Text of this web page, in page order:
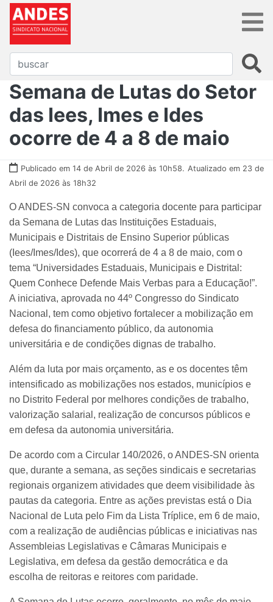
Semana de Lutas do Setor
das Iees, Imes e Ides
ocorre de 4 a 8 de maio
Publicado em 14 de Abril de 2026 às 10h58. Atualizado em 23 de
Abril de 2026 às 18h32
O ANDES-SN convoca a categoria docente para participar
da Semana de Lutas das Instituições Estaduais,
Municipais e Distritais de Ensino Superior públicas
(Iees/Imes/Ides), que ocorrerá de 4 a 8 de maio, com o
tema “Universidades Estaduais, Municipais e Distrital:
Quem Conhece Defende Mais Verbas para a Educação!”.
A iniciativa, aprovada no 44º Congresso do Sindicato
Nacional, tem como objetivo fortalecer a mobilização em
defesa do financiamento público, da autonomia
universitária e de condições dignas de trabalho.
Além da luta por mais orçamento, as e os docentes têm
intensificado as mobilizações nos estados, municípios e
no Distrito Federal por melhores condições de trabalho,
valorização salarial, realização de concursos públicos e
em defesa da autonomia universitária.
De acordo com a Circular 140/2026, o ANDES-SN orienta
que, durante a semana, as seções sindicais e secretarias
regionais organizem atividades que deem visibilidade às
pautas da categoria. Entre as ações previstas está o Dia
Nacional de Luta pelo Fim da Lista Tríplice, em 6 de maio,
com a realização de audiências públicas e iniciativas nas
Assembleias Legislativas e Câmaras Municipais e
Legislativa, em defesa da gestão democrática e da
escolha de reitoras e reitores com paridade.